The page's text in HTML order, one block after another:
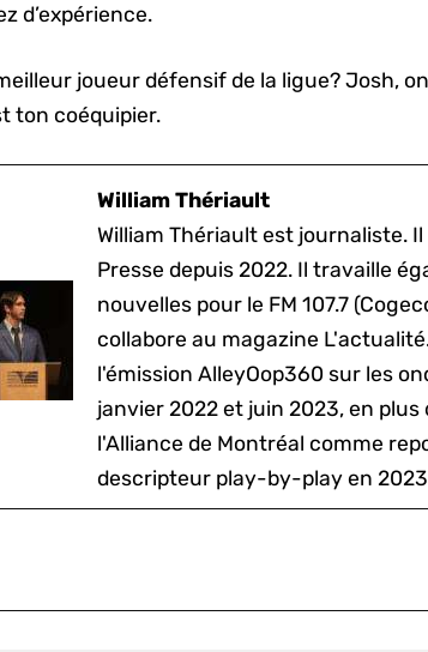
d’expérience.
joueur défensif de la ligue? Josh,
ton coéquipier.
William Thériault
William Thériault est journaliste.
Presse depuis 2022. Il travaille
nouvelles pour le FM 107.7
collabore au magazine
l'émission AlleyOop360 sur les
janvier 2022 et juin 2023, en
l'Alliance de Montréal comme
descripteur play-by-play en